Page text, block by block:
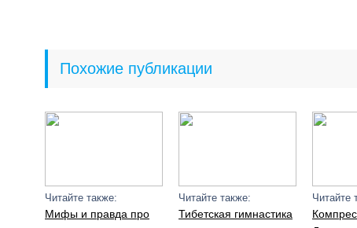
Похожие публикации
Читайте также:
Мифы и правда про
Читайте также:
Тибетская гимнастика
Читайте